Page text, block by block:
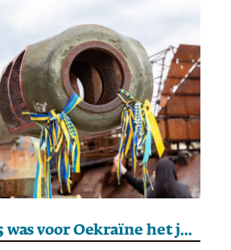
Rapport: 2025 was voor Oekraïne het jaar met de hoogste militaire uitgaven ooit